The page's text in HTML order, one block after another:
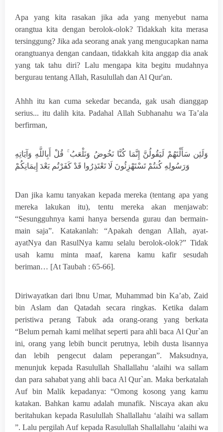
Apa yang kita rasakan jika ada yang menyebut nama
orangtua kita dengan berolok-olok? Tidakkah kita merasa
tersinggung? Jika ada seorang anak yang mengucapkan nama
orangtuanya dengan candaan, tidakkah kita anggap dia anak
yang tak tahu diri? Lalu mengapa kita begitu mudahnya
bergurau tentang Allah, Rasulullah dan Al Qur'an.
Ahhh itu kan cuma sekedar becanda, gak usah dianggap
serius... itu dalih kita. Padahal Allah Subhanahu wa Ta’ala
berfirman,
وَلَئِن سَأَلْتَهُمْ لَيَقُولُنَّ إِنَّمَا كُنَّا نَخُوضُ وَنَلْعَبُ ۚ قُلْ أَبِاللَّهِ وَآيَاتِهِ
وَرَسُولِهِ كُنتُمْ تَسْتَهْزِئُونَ لَا تَعْتَذِرُوا قَدْ كَفَرْتُم بَعْدَ إِيمَانِكُمْ
Dan jika kamu tanyakan kepada mereka (tentang apa yang
mereka lakukan itu), tentu mereka akan menjawab:
“Sesungguhnya kami hanya bersenda gurau dan bermain-
main saja”. Katakanlah: “Apakah dengan Allah, ayat-
ayatNya dan RasulNya kamu selalu berolok-olok?” Tidak
usah kamu minta maaf, karena kamu kafir sesudah
beriman… [At Taubah : 65-66].
Diriwayatkan dari lbnu Umar, Muhammad bin Ka’ab, Zaid
bin Aslam dan Qatadah secara ringkas. Ketika dalam
peristiwa perang Tabuk ada orang-orang yang berkata
“Belum pernah kami melihat seperti para ahli baca Al Qur`an
ini, orang yang lebih buncit perutnya, lebih dusta lisannya
dan lebih pengecut dalam peperangan”. Maksudnya,
menunjuk kepada Rasulullah Shallallahu ‘alaihi wa sallam
dan para sahabat yang ahli baca Al Qur`an. Maka berkatalah
Auf bin Malik kepadanya: “Omong kosong yang kamu
katakan. Bahkan kamu adalah munafik. Niscaya akan aku
beritahukan kepada Rasulullah Shallallahu ‘alaihi wa sallam
”. Lalu pergilah Auf kepada Rasulullah Shallallahu ‘alaihi wa